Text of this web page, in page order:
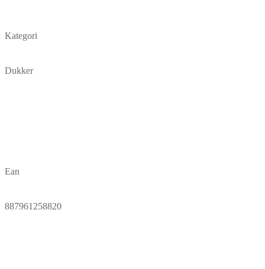
Kategori
Dukker
Ean
887961258820